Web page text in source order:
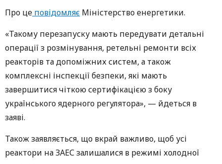
Про це повідомляє Міністерство енергетики.
«Такому перезапуску мають передувати детальні
операції з розмінування, ретельні ремонти всіх
реакторів та допоміжних систем, а також
комплексні інспекції безпеки, які мають
завершитися чіткою сертифікацією з боку
українського ядерного регулятора», — йдеться в
заяві.
Також заявляється, що вкрай важливо, щоб усі
реактори на ЗАЕС залишалися в режимі холодної